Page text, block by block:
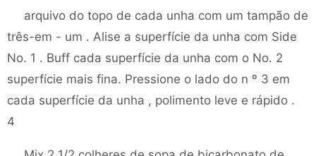
arquivo do topo de cada unha com um tampão de
três-em - um . Alise a superfície da unha com Side
No. 1 . Buff cada superfície da unha com o No. 2
superfície mais fina. Pressione o lado do n º 3 em
cada superfície da unha , polimento leve e rápido .
4